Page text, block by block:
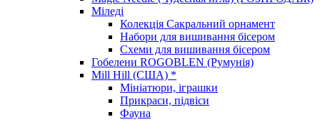
Міледі
Колекція Сакральний орнамент
Набори для вишивання бісером
Схеми для вишивання бісером
Гобелени ROGOBLEN (Румунія)
Mill Hill (США) *
Мініатюри, іграшки
Прикраси, підвіси
Фауна